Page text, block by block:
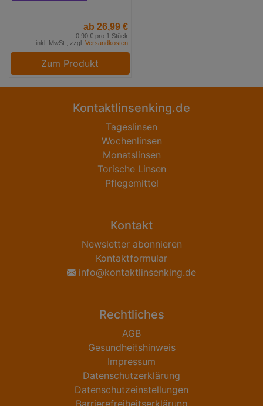
ab 26,99 €
0,90 € pro 1 Stück
inkl. MwSt., zzgl. Versandkosten
Zum Produkt
Kontaktlinsenking.de
Tageslinsen
Wochenlinsen
Monatslinsen
Torische Linsen
Pflegemittel
Kontakt
Newsletter abonnieren
Kontaktformular
info@kontaktlinsenking.de
Rechtliches
AGB
Gesundheitshinweis
Impressum
Datenschutzerklärung
Datenschutzeinstellungen
Barrierefreiheitserklärung